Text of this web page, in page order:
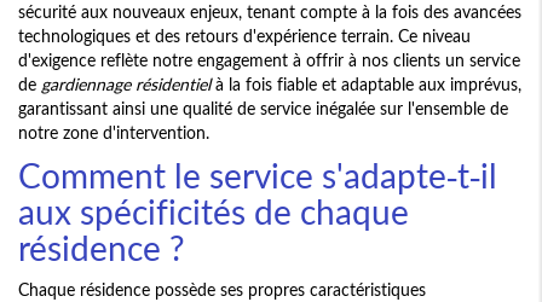
sécurité aux nouveaux enjeux, tenant compte à la fois des avancées
technologiques et des retours d'expérience terrain. Ce niveau
d'exigence reflète notre engagement à offrir à nos clients un service
de gardiennage résidentielà la fois fiable et adaptable aux imprévus,
garantissant ainsi une qualité de service inégalée sur l'ensemble de
notre zone d'intervention.
Comment le service s'adapte-t-il
aux spécificités de chaque
résidence ?
Chaque résidence possède ses propres caractéristiques